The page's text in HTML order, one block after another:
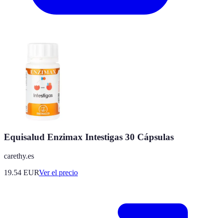
Equisalud Enzimax Intestigas 30 Cápsulas
carethy.es
19.54 EURVer el precio